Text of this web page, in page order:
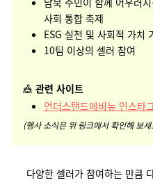
사회 통합 축제
ESG 실천 및 사회적 가치
10팀 이상의 셀러 참여
🎪 관련 사이트
언더스탠드에비뉴 인스타
(행사 소식은 위 링크에서 확인해 보
다양한 셀러가 참여하는 만큼